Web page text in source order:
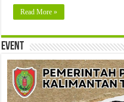
Read More »
Event